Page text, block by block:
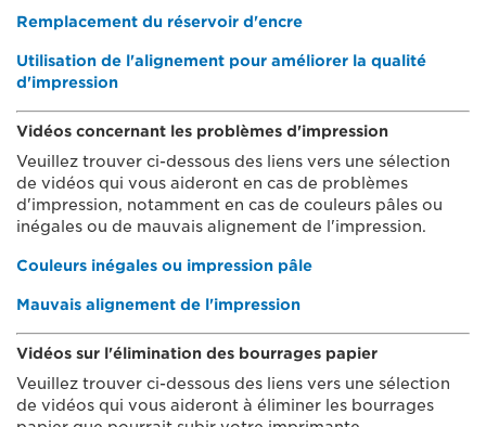
Remplacement du réservoir d'encre
Utilisation de l'alignement pour améliorer la qualité
d'impression
Vidéos concernant les problèmes d'impression
Veuillez trouver ci-dessous des liens vers une sélection
de vidéos qui vous aideront en cas de problèmes
d'impression, notamment en cas de couleurs pâles ou
inégales ou de mauvais alignement de l'impression.
Couleurs inégales ou impression pâle
Mauvais alignement de l'impression
Vidéos sur l'élimination des bourrages papier
Veuillez trouver ci-dessous des liens vers une sélection
de vidéos qui vous aideront à éliminer les bourrages